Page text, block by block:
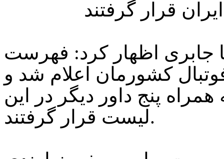
جابری اظهار کرد: فهرست
بین المللی سال 2017 فوتبال کشورمان اعلام شد و
پنج داور دیگر در این
لیست قرار گرفتند.